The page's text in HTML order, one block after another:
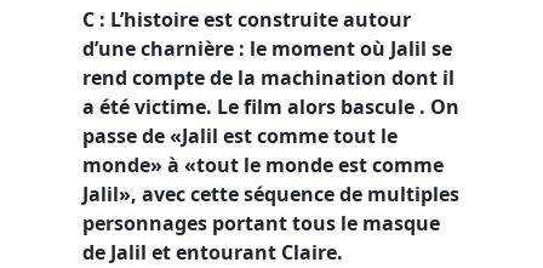
C : L’histoire est construite autour
d’une charnière : le moment où Jalil se
rend compte de la machination dont il
a été victime. Le film alors bascule . On
passe de «Jalil est comme tout le
monde» à «tout le monde est comme
Jalil», avec cette séquence de multiples
personnages portant tous le masque
de Jalil et entourant Claire.